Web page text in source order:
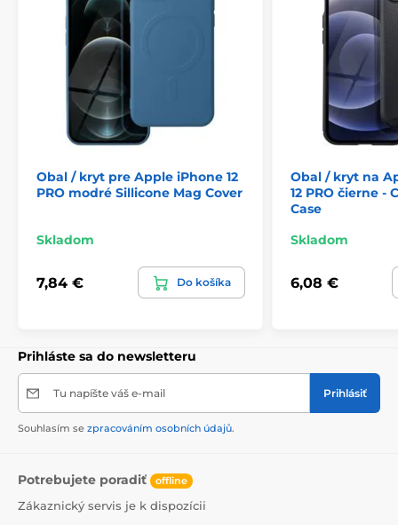
Obal / kryt pre Apple iPhone 12
PRO modré Sillicone Mag Cover
Skladom
7,84 € Do košíka
Obal / kryt na
12 PRO čierne -
Case
Skladom
6,08 €
Prihláste sa do newsletteru
Tu napíšte váš e-mail Prihlásiť
Souhlasím se zpracováním osobních údajů.
Potrebujete poradiť offline
Zákaznický servis je k dispozícii